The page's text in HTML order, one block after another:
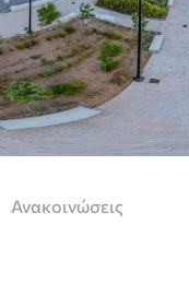
Ανακοινώσεις